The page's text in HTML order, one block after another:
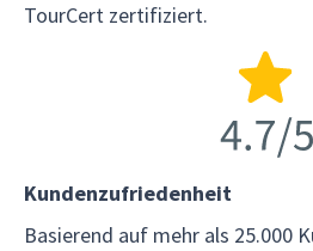
TourCert zertifiziert.
Kundenzufriedenheit
Basierend auf mehr als 25.000